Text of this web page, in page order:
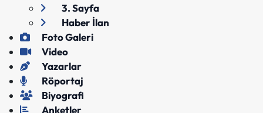
3. Sayfa
Haber İlan
Foto Galeri
Video
Yazarlar
Röportaj
Biyografi
Anketler